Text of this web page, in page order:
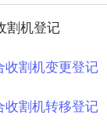
割机登记
收割机变更登记
收割机转移登记